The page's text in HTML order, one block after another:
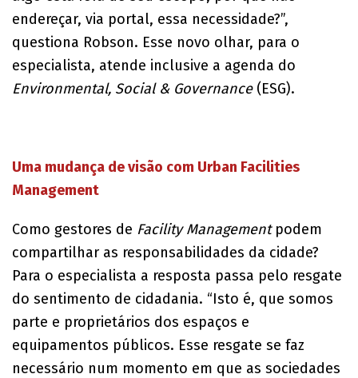
endereçar, via portal, essa necessidade?”,
questiona Robson. Esse novo olhar, para o
especialista, atende inclusive a agenda do
Environmental, Social & Governance(ESG).
Uma mudança de visão com Urban Facilities
Management
Como gestores de Facility Managementpodem
compartilhar as responsabilidades da cidade?
Para o especialista a resposta passa pelo resgate
do sentimento de cidadania. “Isto é, que somos
parte e proprietários dos espaços e
equipamentos públicos. Esse resgate se faz
necessário num momento em que as sociedades